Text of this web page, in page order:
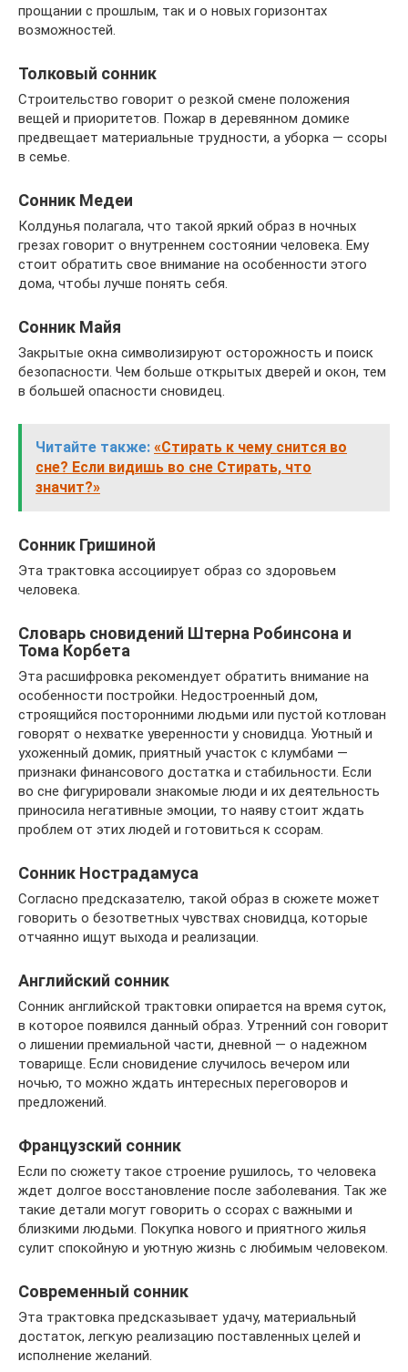
прощании с прошлым, так и о новых горизонтах
возможностей.
Толковый сонник
Строительство говорит о резкой смене положения
вещей и приоритетов. Пожар в деревянном домике
предвещает материальные трудности, а уборка — ссоры
в семье.
Сонник Медеи
Колдунья полагала, что такой яркий образ в ночных
грезах говорит о внутреннем состоянии человека. Ему
стоит обратить свое внимание на особенности этого
дома, чтобы лучше понять себя.
Сонник Майя
Закрытые окна символизируют осторожность и поиск
безопасности. Чем больше открытых дверей и окон, тем
в большей опасности сновидец.
Читайте также: «Стирать к чему снится во
сне? Если видишь во сне Стирать, что
значит?»
Сонник Гришиной
Эта трактовка ассоциирует образ со здоровьем
человека.
Словарь сновидений Штерна Робинсона и
Тома Корбета
Эта расшифровка рекомендует обратить внимание на
особенности постройки. Недостроенный дом,
строящийся посторонними людьми или пустой котлован
говорят о нехватке уверенности у сновидца. Уютный и
ухоженный домик, приятный участок с клумбами —
признаки финансового достатка и стабильности. Если
во сне фигурировали знакомые люди и их деятельность
приносила негативные эмоции, то наяву стоит ждать
проблем от этих людей и готовиться к ссорам.
Сонник Нострадамуса
Согласно предсказателю, такой образ в сюжете может
говорить о безответных чувствах сновидца, которые
отчаянно ищут выхода и реализации.
Английский сонник
Сонник английской трактовки опирается на время суток,
в которое появился данный образ. Утренний сон говорит
о лишении премиальной части, дневной — о надежном
товарище. Если сновидение случилось вечером или
ночью, то можно ждать интересных переговоров и
предложений.
Французский сонник
Если по сюжету такое строение рушилось, то человека
ждет долгое восстановление после заболевания. Так же
такие детали могут говорить о ссорах с важными и
близкими людьми. Покупка нового и приятного жилья
сулит спокойную и уютную жизнь с любимым человеком.
Современный сонник
Эта трактовка предсказывает удачу, материальный
достаток, легкую реализацию поставленных целей и
исполнение желаний.